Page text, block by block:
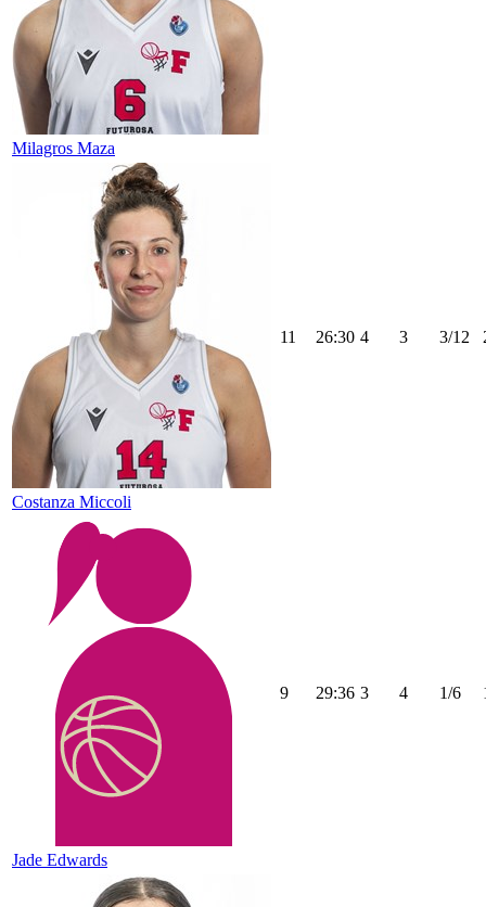
Milagros Maza
Costanza Miccoli
11 26:30 4 3 3/12
Jade Edwards
9 29:36 3 4 1/6